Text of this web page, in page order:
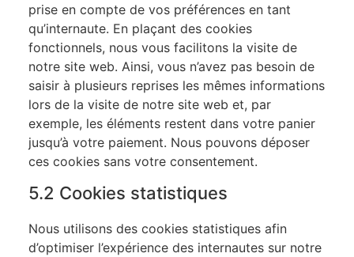
prise en compte de vos préférences en tant
qu’internaute. En plaçant des cookies
fonctionnels, nous vous facilitons la visite de
notre site web. Ainsi, vous n’avez pas besoin de
saisir à plusieurs reprises les mêmes informations
lors de la visite de notre site web et, par
exemple, les éléments restent dans votre panier
jusqu’à votre paiement. Nous pouvons déposer
ces cookies sans votre consentement.
5.2 Cookies statistiques
Nous utilisons des cookies statistiques afin
d’optimiser l’expérience des internautes sur notre